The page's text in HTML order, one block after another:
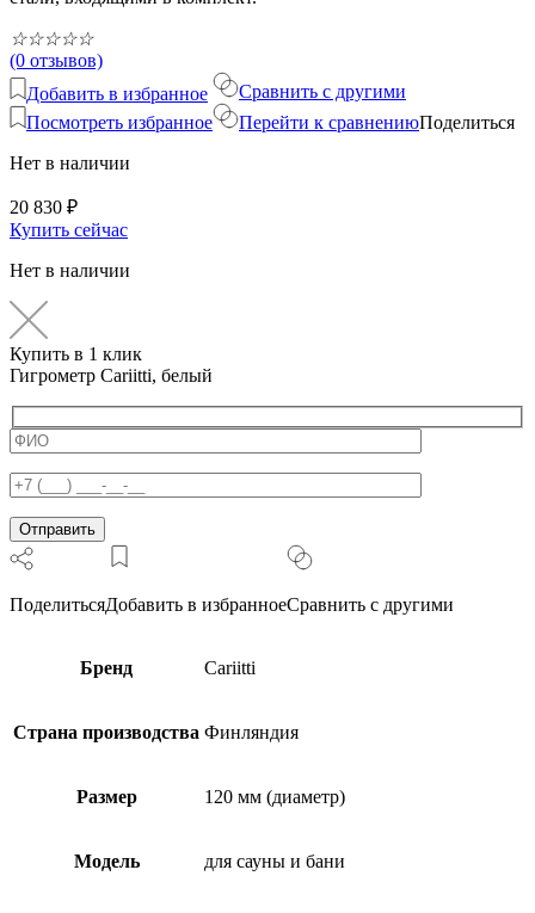
☆☆☆☆☆
(0 отзывов)
Добавить в избранное
Посмотреть избранное
Сравнить с другими
Перейти к сравнениюПоделиться
Нет в наличии
20 830 ₽
Купить сейчас
Нет в наличии
Купить в 1 клик
Гигрометр Cariitti, белый
ПоделитьсяДобавить в избранноеСравнить с другими
Бренд Cariitti
Страна производства Финляндия
Размер 120 мм (диаметр)
Модель для сауны и бани